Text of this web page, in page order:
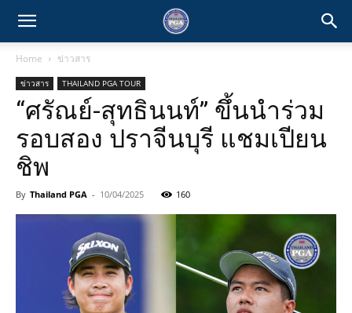
Home ข่าวสาร
ข่าวสาร THAILAND PGA TOUR
“ศรัณย์-สุทธินนท์” ขึ้นนำร่วม
รอบสอง ปราจีนบุรี แชมเปียน
ชิพ
By Thailand PGA - 10/04/2025 160